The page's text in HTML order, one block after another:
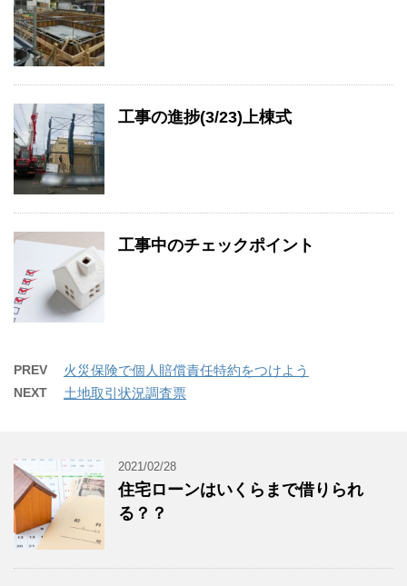
工事の進捗(3/23)上棟式
工事中のチェックポイント
PREV 火災保険で個人賠償責任特約をつけよう
NEXT 土地取引状況調査票
2021/02/28
住宅ローンはいくらまで借りられ
る？？